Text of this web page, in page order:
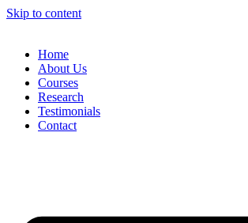
Skip to content
Home
About Us
Courses
Research
Testimonials
Contact